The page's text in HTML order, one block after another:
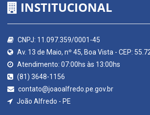
INSTITUCIONAL
CNPJ: 11.097.359/0001-45
Av. 13 de Maio, nº 45, Boa Vista - CEP:
Atendimento: 07:00hs às 13:00hs
(81) 3648-1156
contato@joaoalfredo.pe.gov.br
João Alfredo - PE